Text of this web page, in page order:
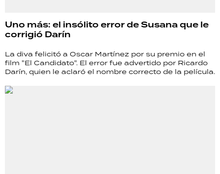
Uno más: el insólito error de Susana que le
corrigió Darín
La diva felicitó a Oscar Martínez por su premio en el
film "El Candidato". El error fue advertido por Ricardo
Darín, quien le aclaró el nombre correcto de la película.